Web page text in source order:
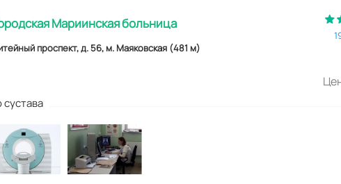
Мариинская больница
проспект, д. 56, м. Маяковская (481 м)